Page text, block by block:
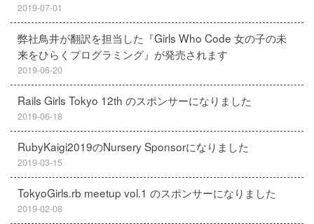
2019-07-01
弊社鳥井が翻訳を担当した『Girls Who Code 女の子の未
来をひらくプログラミング』が発売されます
2019-06-20
Rails Girls Tokyo 12th のスポンサーになりました
2019-06-18
RubyKaigi2019のNursery Sponsorになりました
2019-03-15
TokyoGirls.rb meetup vol.1 のスポンサーになりました
2019-02-08